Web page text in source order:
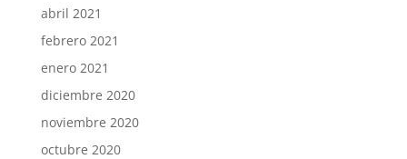
abril 2021
febrero 2021
enero 2021
diciembre 2020
noviembre 2020
octubre 2020